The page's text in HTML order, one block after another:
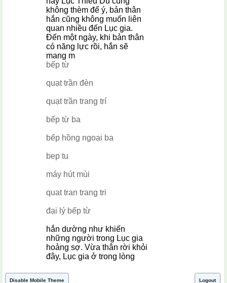
không thèm để ý, bản thân
hắn cũng không muốn liên
quan nhiều đến Lục gia.
Đến một ngày, khi bản thân
có năng lực rồi, hắn sẽ
mang m
bếp từ
quạt trần đèn
quạt trần trang trí
bếp từ ba
bếp hồng ngoại ba
bep tu
máy hút mùi
quat tran trang tri
đại lý bếp từ
hắn dường như khiến
những người trong Lục gia
hoảng sợ. Vừa thân rời khỏi
đây, Lục gia ở trong lòng
Disable Mobile Theme Logout